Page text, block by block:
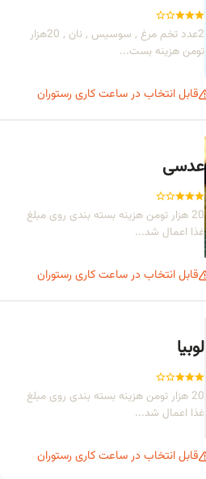
2عدد تخم مرغ , سوسیس , نان , 20هزار
تومن هزینه بست...
قابل انتخاب در ساعت کاری رستوران
عدسی
20 هزار تومن هزینه بسته بندی روی مبلغ
غذا اعمال شد...
قابل انتخاب در ساعت کاری رستوران
لوبیا
20 هزار تومن هزینه بسته بندی روی مبلغ
غذا اعمال شد...
قابل انتخاب در ساعت کاری رستوران